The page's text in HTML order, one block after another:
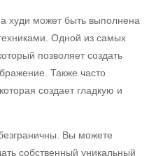
худи может быть выполнена
Одной из самых
позволяет создать
Также часто
создает гладкую и
Вы можете
собственный уникальный